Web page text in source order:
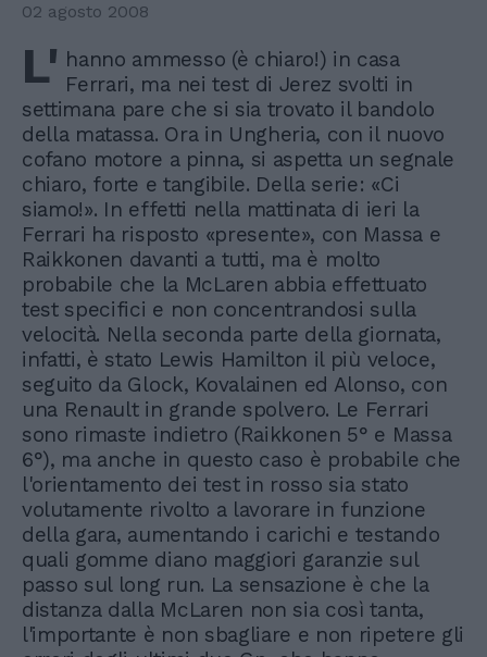
02 agosto 2008
L' hanno ammesso (è chiaro!) in casa
Ferrari, ma nei test di Jerez svolti in
settimana pare che si sia trovato il bandolo
della matassa. Ora in Ungheria, con il nuovo
cofano motore a pinna, si aspetta un segnale
chiaro, forte e tangibile. Della serie: «Ci
siamo!». In effetti nella mattinata di ieri la
Ferrari ha risposto «presente», con Massa e
Raikkonen davanti a tutti, ma è molto
probabile che la McLaren abbia effettuato
test specifici e non concentrandosi sulla
velocità. Nella seconda parte della giornata,
infatti, è stato Lewis Hamilton il più veloce,
seguito da Glock, Kovalainen ed Alonso, con
una Renault in grande spolvero. Le Ferrari
sono rimaste indietro (Raikkonen 5° e Massa
6°), ma anche in questo caso è probabile che
l'orientamento dei test in rosso sia stato
volutamente rivolto a lavorare in funzione
della gara, aumentando i carichi e testando
quali gomme diano maggiori garanzie sul
passo sul long run. La sensazione è che la
distanza dalla McLaren non sia così tanta,
l'importante è non sbagliare e non ripetere gli